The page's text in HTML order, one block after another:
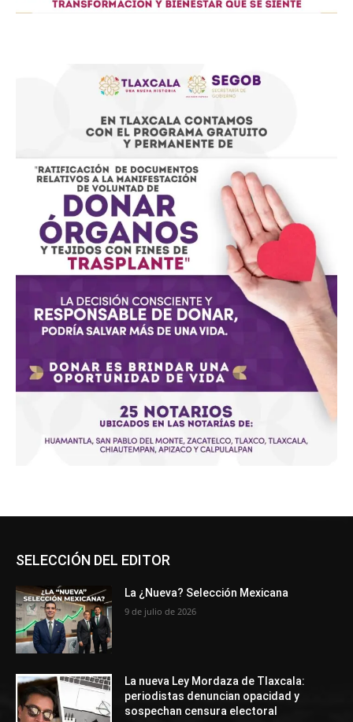
SELECCIÓN DEL EDITOR
La ¿Nueva? Selección Mexicana
9 de julio de 2026
La nueva Ley Mordaza de Tlaxcala:
periodistas denuncian opacidad y
sospechan censura electoral